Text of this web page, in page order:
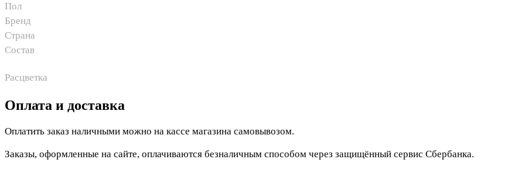
Пол
Бренд
Страна
Состав
Расцветка
Оплата и доставка
Оплатить заказ наличными можно на кассе магазина самовывозом.
Заказы, оформленные на сайте, оплачиваются безналичным способом через защищённый сервис Сбербанка.